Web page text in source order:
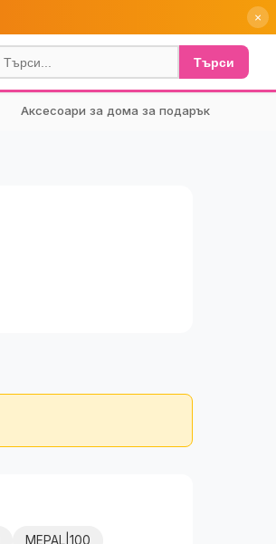
×
Търси
Аксесоари за дома за подарък
MEPAL|100